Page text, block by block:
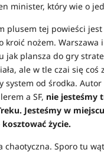
minister, który wie o
plusem tej powieści
kroić nożem. Warszawa
jak plansza do gry
ale w tle czai się coś
system od środka.
a SF, nie jesteśmy
Jesteśmy w
życie.
chaotyczna. Sporo tu